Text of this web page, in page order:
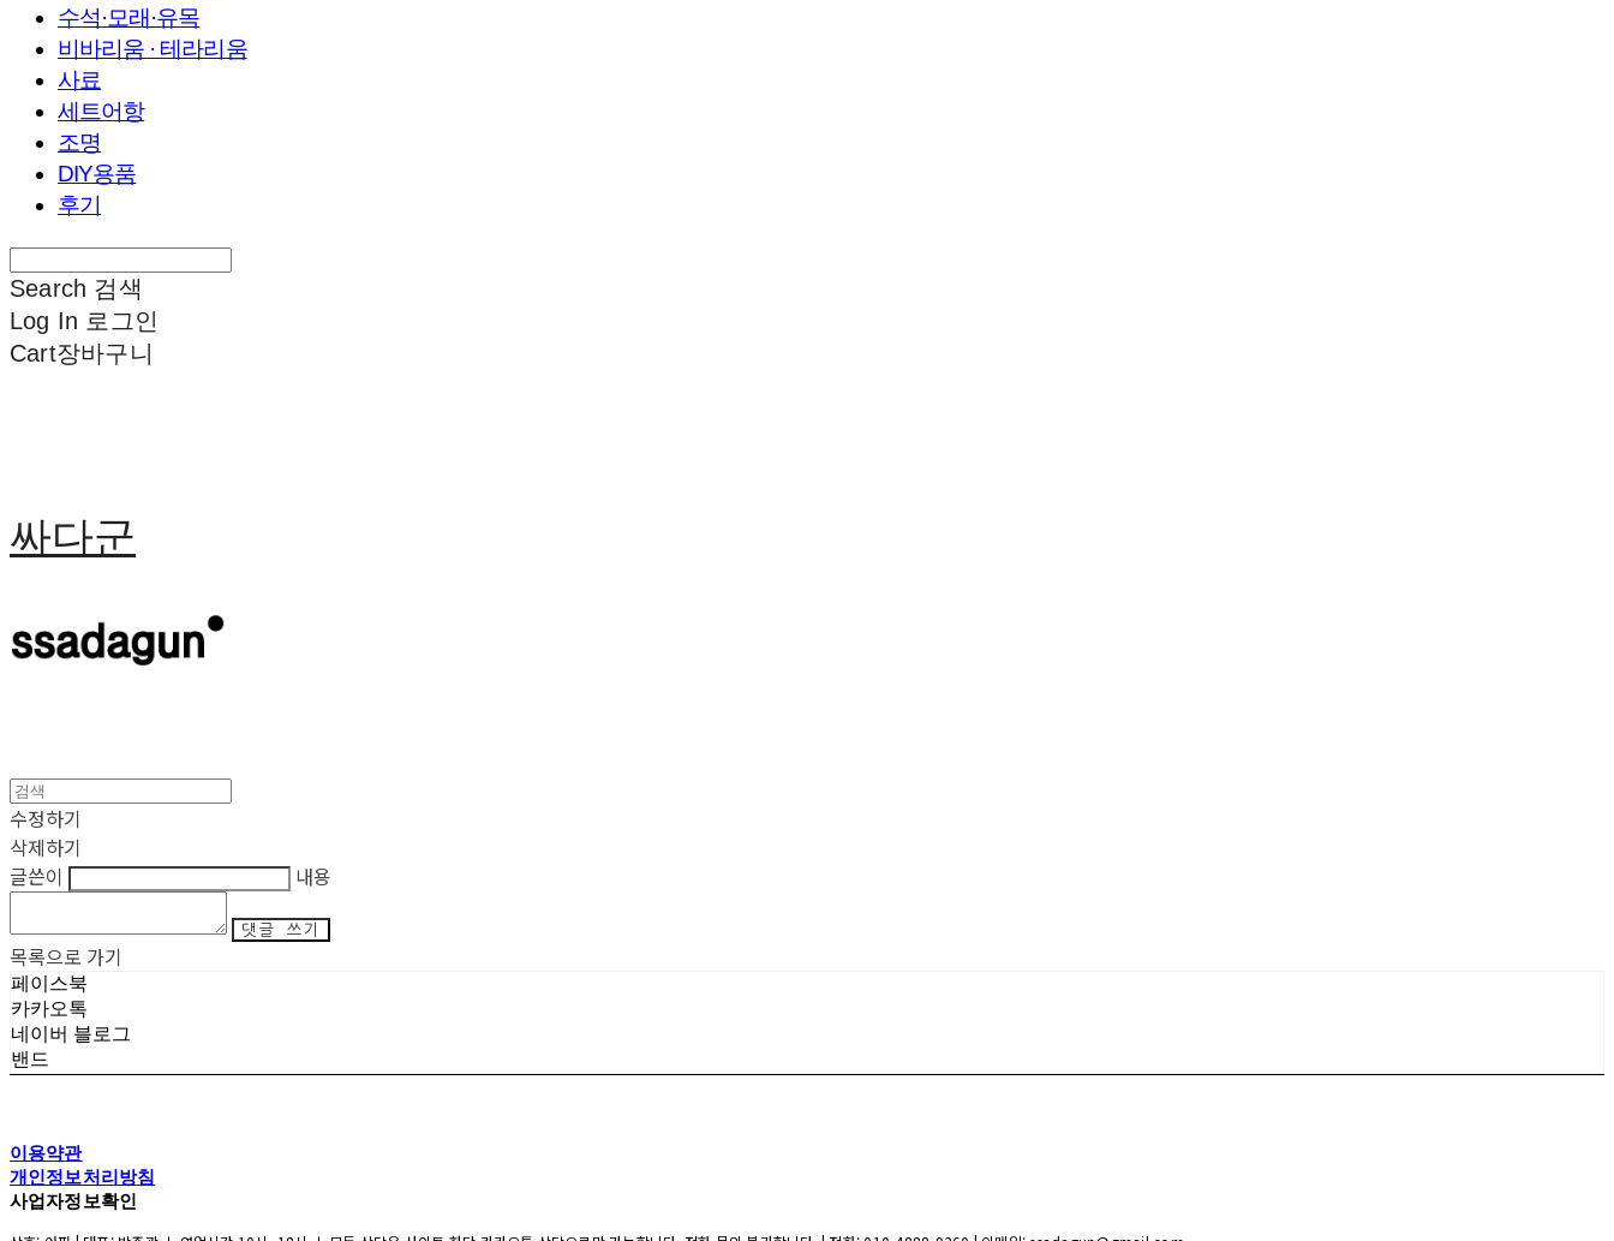
수석·모래·유목
비바리움 · 테라리움
사료
세트어항
조명
DIY용품
후기
Search 검색
Log In 로그인
Cart장바구니
싸다군
수정하기
삭제하기
글쓴이
내용
댓글 쓰기
목록으로 가기
페이스북
카카오톡
네이버 블로그
밴드
이용약관
개인정보처리방침
사업자정보확인